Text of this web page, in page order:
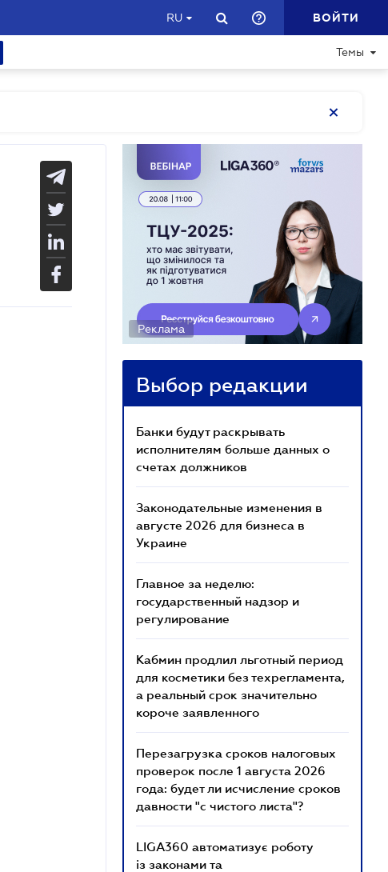
RU ВОЙТИ
Темы
Реклама
Выбор редакции
Банки будут раскрывать
исполнителям больше данных о
счетах должников
Законодательные изменения в
августе 2026 для бизнеса в
Украине
Главное за неделю:
государственный надзор и
регулирование
Кабмин продлил льготный период
для косметики без техрегламента,
а реальный срок значительно
короче заявленного
Перезагрузка сроков налоговых
проверок после 1 августа 2026
года: будет ли исчисление сроков
давности "с чистого листа"?
LIGA360 автоматизує роботу
із законами та